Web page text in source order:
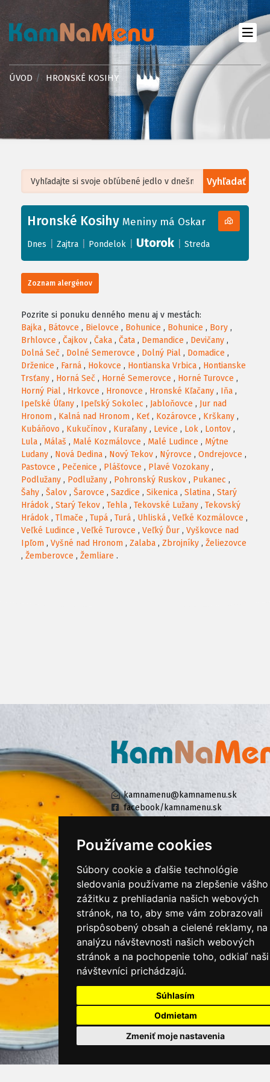
Používame cookies
Súbory cookie a ďalšie technológie
sledovania používame na zlepšenie vášho
zážitku z prehliadania našich webových
stránok, na to, aby sme vám zobrazovali
prispôsobený obsah a cielené reklamy, na
analýzu návštevnosti našich webových
stránok a na pochopenie toho, odkiaľ naši
návštevníci prichádzajú.
Súhlasím
Odmietam
Zmeniť moje nastavenia
ÚVOD HRONSKÉ KOSIHY
Vyhľadať
+
−
Leaflet| ©OpenStreetMap, Tiles courtesy ofHumanitarian OpenStreetMap
Hronské Kosihy Meniny má Oskar
Dnes Zajtra Pondelok Utorok Streda
Zoznam alergénov
Pozrite si ponuku denného menu aj v mestách:
Bajka , Bátovce , Bielovce , Bohunice , Bohunice , Bory ,
Brhlovce , Čajkov , Čaka , Čata , Demandice , Devičany ,
Dolná Seč , Dolné Semerovce , Dolný Pial , Domadice ,
Drženice , Farná , Hokovce , Hontianska Vrbica , Hontianske
Trsťany , Horná Seč , Horné Semerovce , Horné Turovce ,
Horný Pial , Hrkovce , Hronovce , Hronské Kľačany , Iňa ,
Ipeľské Úľany , Ipeľský Sokolec , Jabloňovce , Jur nad
Hronom , Kalná nad Hronom , Keť , Kozárovce , Krškany ,
Kubáňovo , Kukučínov , Kuraľany , Levice , Lok , Lontov ,
Lula , Málaš , Malé Kozmálovce , Malé Ludince , Mýtne
Ludany , Nová Dedina , Nový Tekov , Nýrovce , Ondrejovce ,
Pastovce , Pečenice , Plášťovce , Plavé Vozokany ,
Podlužany , Podlužany , Pohronský Ruskov , Pukanec ,
Šahy , Šalov , Šarovce , Sazdice , Sikenica , Slatina , Starý
Hrádok , Starý Tekov , Tehla , Tekovské Lužany , Tekovský
Hrádok , Tlmače , Tupá , Turá , Uhliská , Veľké Kozmálovce ,
Veľké Ludince , Veľké Turovce , Veľký Ďur , Vyškovce nad
Ipľom , Vyšné nad Hronom , Zalaba , Zbrojníky , Želiezovce
, Žemberovce , Žemliare .
kamnamenu@kamnamenu.sk
facebook/kamnamenu.sk
KONTAKTUJTE NÁS
PRIHLÁSIŤ SA DO ZÁKAZNÍCKEJ ZÓNY
Všeobecné obchodné podmienky
Ochrana osobných údajov
Cookies
Moje KamNaMenu
Pridať reštauráciu
Cenník balíkov